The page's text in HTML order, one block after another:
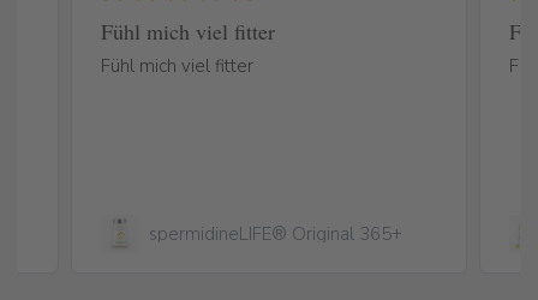
Fühl mich viel fitter
Fühl mich viel fitter
spermidineLIFE® Original 365+